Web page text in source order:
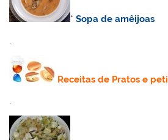
*Sopa de amêijoas
Receitas de Pratos e
.